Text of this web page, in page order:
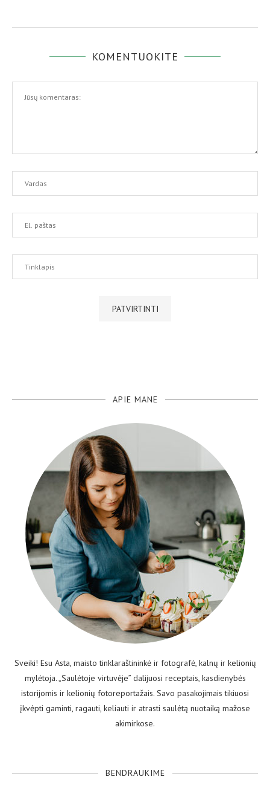
KOMENTUOKITE
APIE MANE
Sveiki! Esu Asta, maisto tinklaraštininkė ir fotografė, kalnų ir kelionių
mylėtoja. „Saulėtoje virtuvėje” dalijuosi receptais, kasdienybės
istorijomis ir kelionių fotoreportažais. Savo pasakojimais tikiuosi
įkvėpti gaminti, ragauti, keliauti ir atrasti saulėtą nuotaiką mažose
akimirkose.
BENDRAUKIME